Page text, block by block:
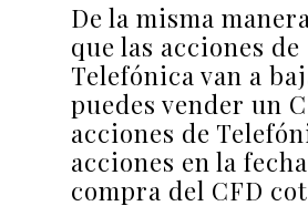
De la misma
que las acciones de
Telefónica van a
puedes vender un
acciones de
acciones en la
compra del CFD